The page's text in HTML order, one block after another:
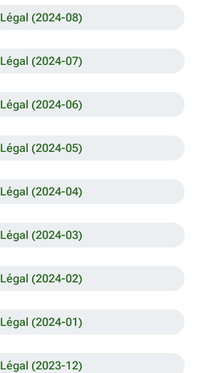
Légal (2024-08)
Légal (2024-07)
Légal (2024-06)
Légal (2024-05)
Légal (2024-04)
Légal (2024-03)
Légal (2024-02)
Légal (2024-01)
Légal (2023-12)